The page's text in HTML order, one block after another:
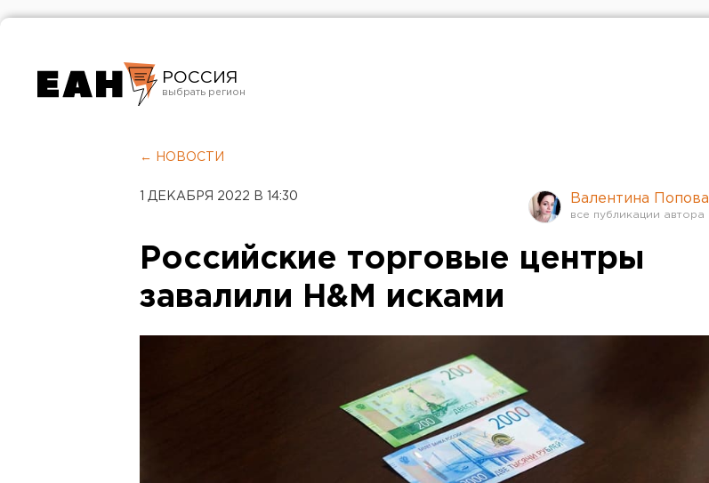
РОССИЯ
Челябинск
← НОВОСТИ
1 ДЕКАБРЯ 2022 В 14:30 Валентина Попова
Российские торговые центры
завалили H&M исками